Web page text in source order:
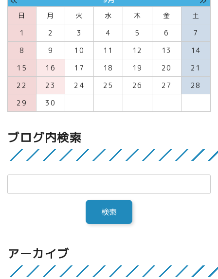
日 月 火 水 木 金
土
1
2 3 4 5 6
7
8
9 10 11 12 13
14
15
16 17 18 19 20
21
22
23 24 25 26 27
28
29
30
ブログ内検索
アーカイブ